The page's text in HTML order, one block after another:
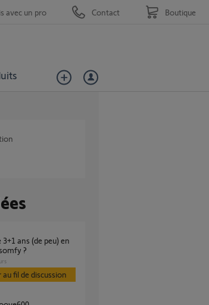
avec un pro Contact Boutique
?
au fil de discussion